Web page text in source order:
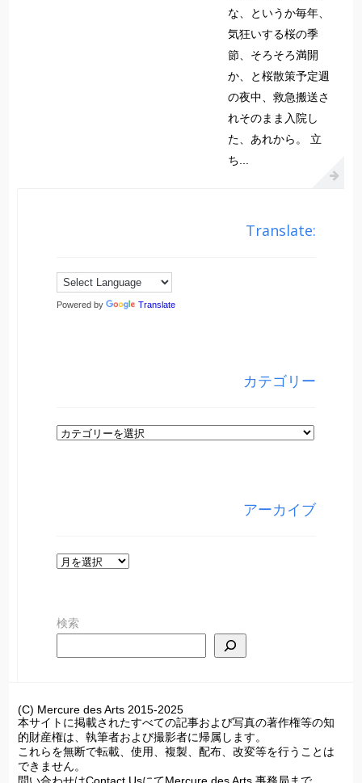
な、というか毎年、
気狂いする桜の季
節、そろそろ満開
か、と桜散策予定週
の夜中、救急搬送さ
れそのまま入院し
た、あれから。 立
ち...
Translate:
Powered by Translate
カテゴリー
カ
アーカイブ
ア
イ
検索
(C) Mercure des Arts 2015-2025
本サイトに掲載されたすべての記事および写真の著作権等の知
的財産権は、執筆者および撮影者に帰属します。
これらを無断で転載、使用、複製、配布、改変等を行うことは
できません。